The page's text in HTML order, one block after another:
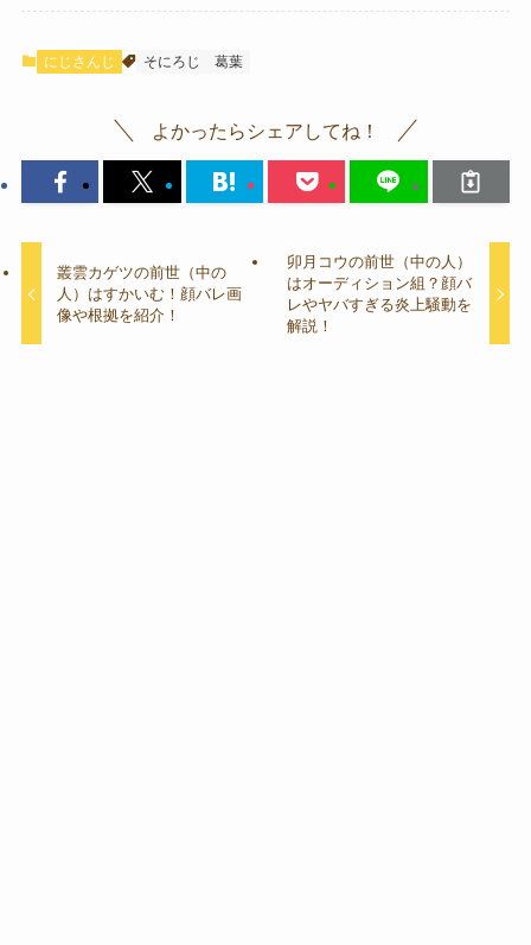
にじさんじ そにろじ 葛葉
よかったらシェアしてね！
叢雲カゲツの前世（中の
人）はすかいむ！顔バレ画
像や根拠を紹介！
卯月コウの前世（中の人）
はオーディション組？顔バ
レやヤバすぎる炎上騒動を
解説！